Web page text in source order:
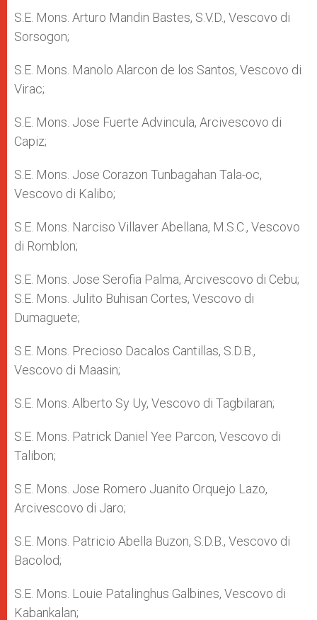
S.E. Mons. Arturo Mandin Bastes, S.V.D., Vescovo di
Sorsogon;
S.E. Mons. Manolo Alarcon de los Santos, Vescovo di
Virac;
S.E. Mons. Jose Fuerte Advincula, Arcivescovo di
Capiz;
S.E. Mons. Jose Corazon Tunbagahan Tala-oc,
Vescovo di Kalibo;
S.E. Mons. Narciso Villaver Abellana, M.S.C., Vescovo
di Romblon;
S.E. Mons. Jose Serofia Palma, Arcivescovo di Cebu;
S.E. Mons. Julito Buhisan Cortes, Vescovo di
Dumaguete;
S.E. Mons. Precioso Dacalos Cantillas, S.D.B.,
Vescovo di Maasin;
S.E. Mons. Alberto Sy Uy, Vescovo di Tagbilaran;
S.E. Mons. Patrick Daniel Yee Parcon, Vescovo di
Talibon;
S.E. Mons. Jose Romero Juanito Orquejo Lazo,
Arcivescovo di Jaro;
S.E. Mons. Patricio Abella Buzon, S.D.B., Vescovo di
Bacolod;
S.E. Mons. Louie Patalinghus Galbines, Vescovo di
Kabankalan;